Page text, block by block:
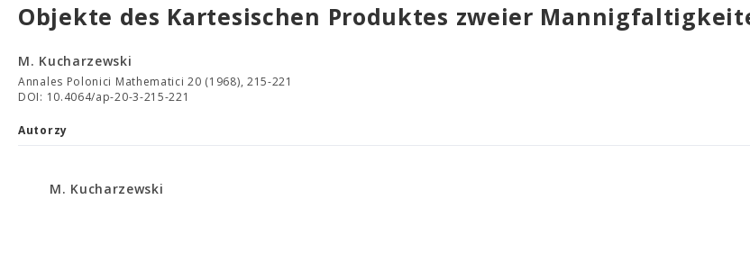
Objekte des Kartesischen Produktes zweier
M. Kucharzewski
Annales Polonici Mathematici 20 (1968), 215-221
DOI: 10.4064/ap-20-3-215-221
Autorzy
M. Kucharzewski